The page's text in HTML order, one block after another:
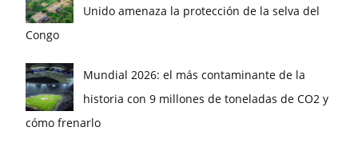
Unido amenaza la protección de la selva del
Congo
Mundial 2026: el más contaminante de la
historia con 9 millones de toneladas de CO2 y
cómo frenarlo